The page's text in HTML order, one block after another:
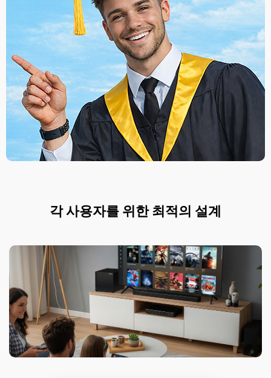
각 사용자를 위한 최적의 설계